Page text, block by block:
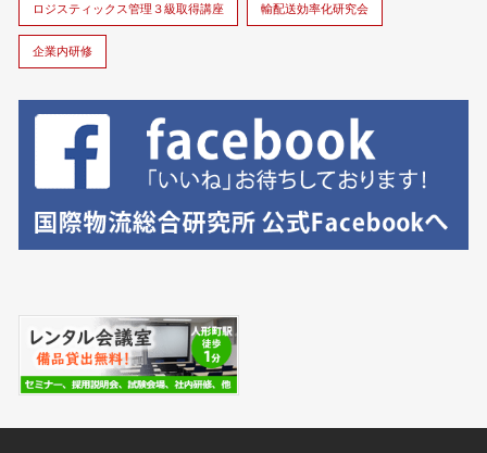
ロジスティックス管理３級取得講座 輸配送効率化研究会
企業内研修